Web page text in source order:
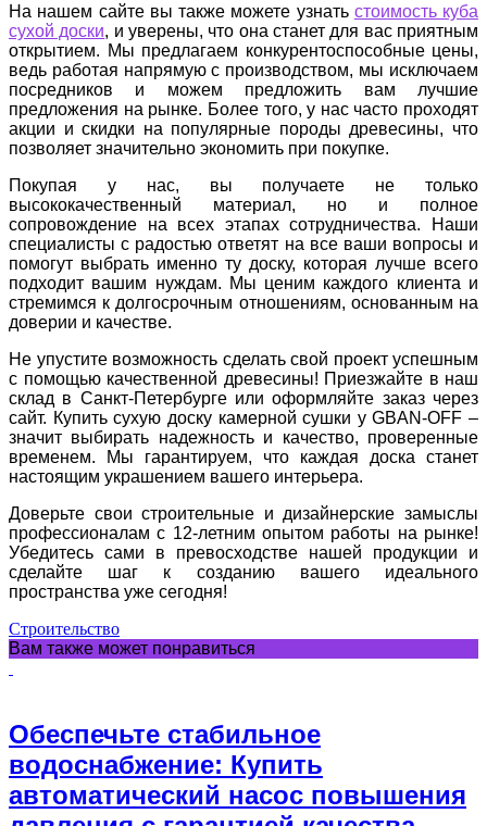
На нашем сайте вы также можете узнать стоимость куба
сухой доски, и уверены, что она станет для вас приятным
открытием. Мы предлагаем конкурентоспособные цены,
ведь работая напрямую с производством, мы исключаем
посредников и можем предложить вам лучшие
предложения на рынке. Более того, у нас часто проходят
акции и скидки на популярные породы древесины, что
позволяет значительно экономить при покупке.
Покупая у нас, вы получаете не только
высококачественный материал, но и полное
сопровождение на всех этапах сотрудничества. Наши
специалисты с радостью ответят на все ваши вопросы и
помогут выбрать именно ту доску, которая лучше всего
подходит вашим нуждам. Мы ценим каждого клиента и
стремимся к долгосрочным отношениям, основанным на
доверии и качестве.
Не упустите возможность сделать свой проект успешным
с помощью качественной древесины! Приезжайте в наш
склад в Санкт-Петербурге или оформляйте заказ через
сайт. Купить сухую доску камерной сушки у GBAN-OFF –
значит выбирать надежность и качество, проверенные
временем. Мы гарантируем, что каждая доска станет
настоящим украшением вашего интерьера.
Доверьте свои строительные и дизайнерские замыслы
профессионалам с 12-летним опытом работы на рынке!
Убедитесь сами в превосходстве нашей продукции и
сделайте шаг к созданию вашего идеального
пространства уже сегодня!
Строительство
Вам также может понравиться
Обеспечьте стабильное
водоснабжение: Купить
автоматический насос повышения